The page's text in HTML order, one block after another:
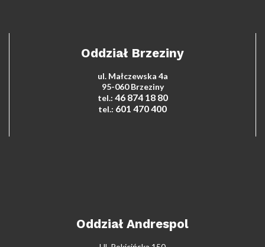
Oddział Brzeziny
ul. Małczewska 4a
95-060 Brzeziny
tel.: 46 874 18 80
tel.: 601 470 400
Oddział Andrespol